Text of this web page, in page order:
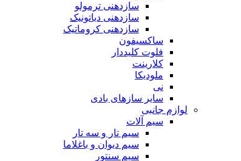
سازدهنی ترمولو
سازدهنی دیاتونیک
سازدهنی کروماتیک
ساکسیفون
فلوت کلیددار
کلارینت
ملودیکا
نی
سایر سازهای بادی
لوازم جانبی
سیم آلات
سیم تار و سه تار
سیم دیوان و باغلاما
سیم سنتور